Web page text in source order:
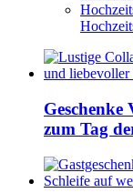
Geschenke
zum Tag